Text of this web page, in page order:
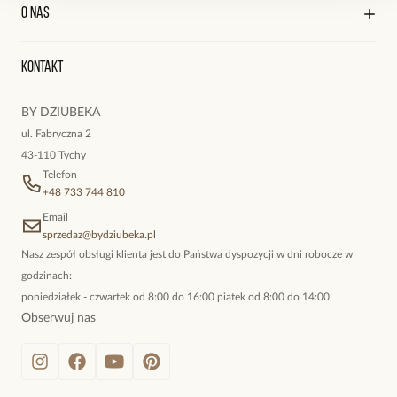
Reklamacje i zwroty
Edycja profilu
O nas
Oryginalne naszyjniki, topowe bransoletki, okazałe kolczyki,
Kontakt
BY DZIUBEKA
ul. Fabryczna 2
43-110 Tychy
Telefon
+48 733 744 810
Email
sprzedaz@bydziubeka.pl
Nasz zespół obsługi klienta jest do Państwa dyspozycji w dni robocze w
godzinach:
poniedziałek - czwartek od 8:00 do 16:00 piatek od 8:00 do 14:00
Obserwuj nas